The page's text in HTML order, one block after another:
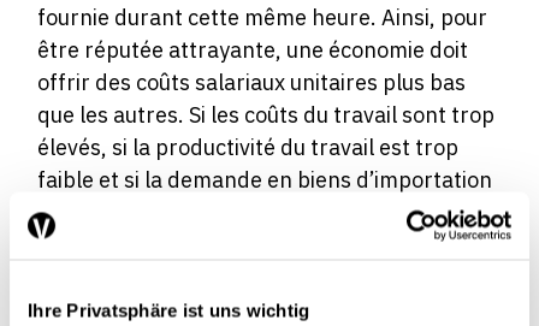
Ihre Privatsphäre ist uns wichtig
fournie durant cette même heure. Ainsi, pour
être réputée attrayante, une économie doit
offrir des coûts salariaux unitaires plus bas
que les autres. Si les coûts du travail sont trop
élevés, si la productivité du travail est trop
faible et si la demande en biens d’importation
ne connaît pas de limite, la monnaie du pays
finit, presque inévitablement, par se déprécier
représente la dernière possibilité de